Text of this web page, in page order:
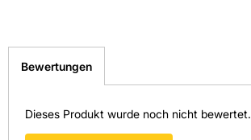
Bewertungen
Dieses Produkt wurde noch nicht bewertet.